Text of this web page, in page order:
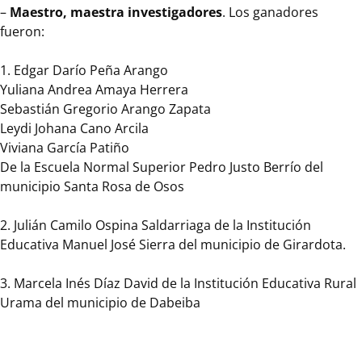
– Maestro, maestra investigadores. Los ganadores
fueron:
1. Edgar Darío Peña Arango
Yuliana Andrea Amaya Herrera
Sebastián Gregorio Arango Zapata
Leydi Johana Cano Arcila
Viviana García Patiño
De la Escuela Normal Superior Pedro Justo Berrío del
municipio Santa Rosa de Osos
2. Julián Camilo Ospina Saldarriaga de la Institución
Educativa Manuel José Sierra del municipio de Girardota.
3. Marcela Inés Díaz David de la Institución Educativa Rural
Urama del municipio de Dabeiba
en
el
Con
la
presencia
del
Gobernador
de
Antioquia
Gaviria
Correa,
homenajeó
a